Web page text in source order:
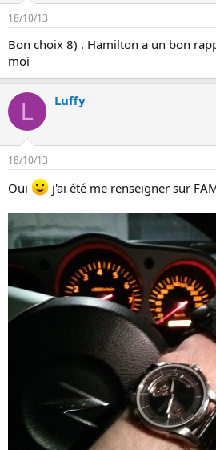
18/10/13
Bon choix 8) . Hamilton a un bon
moi
L Luffy
18/10/13
Oui j'ai été me renseigner sur